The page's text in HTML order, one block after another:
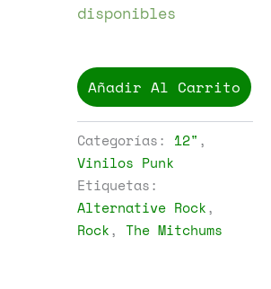
disponibles
Mitchums
-
Log
cantidad
Añadir Al Carrito
Categorías: 12" ,
Vinilos Punk
Etiquetas:
Alternative Rock,
Rock,The Mitchums